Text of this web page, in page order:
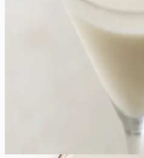
hubasust isegi siis, kui jook
suurepärane valik pidulikeks
tähistamiseks või õhtusöögi
Joogi välimus on puhas ja
värskelt langenud lund, mida
šokolaadi laastud. Iga lonks
kombinatsiooni jahedusest,
šokolaadi luksuslikust
unustamatuks osaks igast